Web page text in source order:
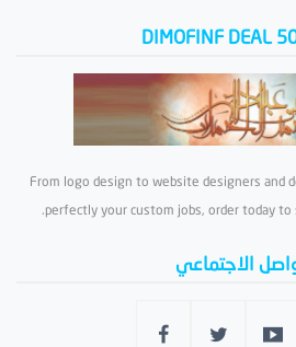
DIMOFINF DEAL
From logo design to website designers and
perfectly your custom jobs, order today to
الاجتماعي